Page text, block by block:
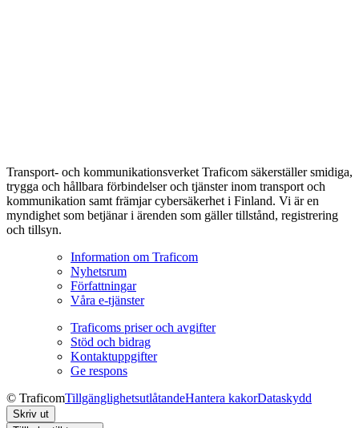
Transport- och kommunikationsverket Traficom säkerställer smidiga,
trygga och hållbara förbindelser och tjänster inom transport och
kommunikation samt främjar cybersäkerhet i Finland. Vi är en
myndighet som betjänar i ärenden som gäller tillstånd, registrering
och tillsyn.
Information om Traficom
Nyhetsrum
Författningar
Våra e-tjänster
Traficoms priser och avgifter
Stöd och bidrag
Kontaktuppgifter
Ge respons
© TraficomTillgänglighetsutlåtandeHantera kakorDataskydd
Skriv ut